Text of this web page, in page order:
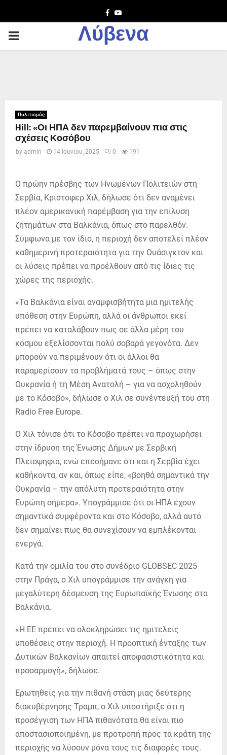
Facebook
Youtube
PRIMARY
Λύβενα
Πολιτισμός
Hill: «Οι ΗΠΑ δεν παρεμβαίνουν πια στις
σχέσεις Κοσόβου
by admin 14 Ιουνίου, 2025 0 191
Ο πρώην πρέσβης των Ηνωμένων Πολιτειών στη
Σερβία, Κρίστοφερ Χιλ, δήλωσε ότι δεν αναμένει
πλέον αμερικανική παρέμβαση για την επίλυση
ζητημάτων στα Βαλκάνια, όπως στο παρελθόν.
Σύμφωνα με τον ίδιο, η περιοχή δεν αποτελεί πλέον
καθημερινή προτεραιότητα για την Ουάσιγκτον και
οι λύσεις πρέπει να προέλθουν από τις ίδιες τις
χώρες της περιοχής.
«Τα Βαλκάνια είναι αναμφισβήτητα μια ημιτελής
υπόθεση στην Ευρώπη, αλλά οι άνθρωποι εκεί
πρέπει να καταλάβουν πως σε άλλα μέρη του
κόσμου εξελίσσονται πολύ σοβαρά γεγονότα. Δεν
μπορούν να περιμένουν ότι οι άλλοι θα
παραμερίσουν τα προβλήματά τους – όπως στην
Ουκρανία ή τη Μέση Ανατολή – για να ασχοληθούν
με το Κόσοβο», δήλωσε ο Χιλ σε συνέντευξή του στη
Radio Free Europe.
Ο Χιλ τόνισε ότι το Κόσοβο πρέπει να προχωρήσει
στην ίδρυση της Ένωσης Δήμων με Σερβική
Πλειοψηφία, ενώ επεσήμανε ότι και η Σερβία έχει
καθήκοντα, αν και, όπως είπε, «βοηθά σημαντικά την
Ουκρανία – την απόλυτη προτεραιότητα στην
Ευρώπη σήμερα». Υπογράμμισε ότι οι ΗΠΑ έχουν
σημαντικά συμφέροντα και στο Κόσοβο, αλλά αυτό
δεν σημαίνει πως θα συνεχίσουν να εμπλέκονται
ενεργά.
Κατά την ομιλία του στο συνέδριο GLOBSEC 2025
στην Πράγα, ο Χιλ υπογράμμισε την ανάγκη για
μεγαλύτερη δέσμευση της Ευρωπαϊκής Ένωσης στα
Βαλκάνια.
«Η ΕΕ πρέπει να ολοκληρώσει τις ημιτελείς
υποθέσεις στην περιοχή. Η προοπτική ένταξης των
Δυτικών Βαλκανίων απαιτεί αποφασιστικότητα και
προσαρμογή», δήλωσε.
Ερωτηθείς για την πιθανή στάση μιας δεύτερης
διακυβέρνησης Τραμπ, ο Χιλ υποστήριξε ότι η
προσέγγιση των ΗΠΑ πιθανότατα θα είναι πιο
αποστασιοποιημένη, με προτροπή προς τα κράτη της
περιοχής να λύσουν μόνα τους τις διαφορές τους.